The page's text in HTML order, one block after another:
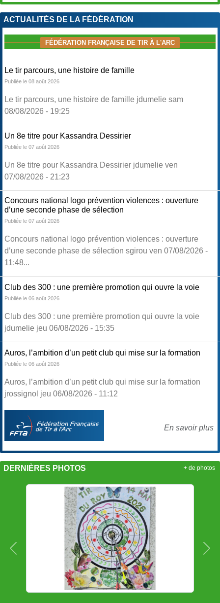
ACTUALITÉS DE LA FÉDÉRATION
FÉDÉRATION FRANÇAISE DE TIR À L'ARC
Le tir parcours, une histoire de famille
Publiée le 08 août 2026
Le tir parcours, une histoire de famille jdumelie sam
08/08/2026 - 19:25
Un 8e titre pour Kassandra Dessirier
Publiée le 07 août 2026
Un 8e titre pour Kassandra Dessirier jdumelie ven
07/08/2026 - 21:23
Concours national logo prévention violences : ouverture
d’une seconde phase de sélection
Publiée le 07 août 2026
Concours national logo prévention violences : ouverture
d’une seconde phase de sélection sgirou ven 07/08/2026 -
11:48...
Club des 300 : une première promotion qui ouvre la voie
Publiée le 06 août 2026
Club des 300 : une première promotion qui ouvre la voie
jdumelie jeu 06/08/2026 - 15:35
Auros, l’ambition d’un petit club qui mise sur la formation
Publiée le 06 août 2026
Auros, l’ambition d’un petit club qui mise sur la formation
jrossignol jeu 06/08/2026 - 11:12
En savoir plus
DERNIÈRES PHOTOS
Précedent
+ de photos